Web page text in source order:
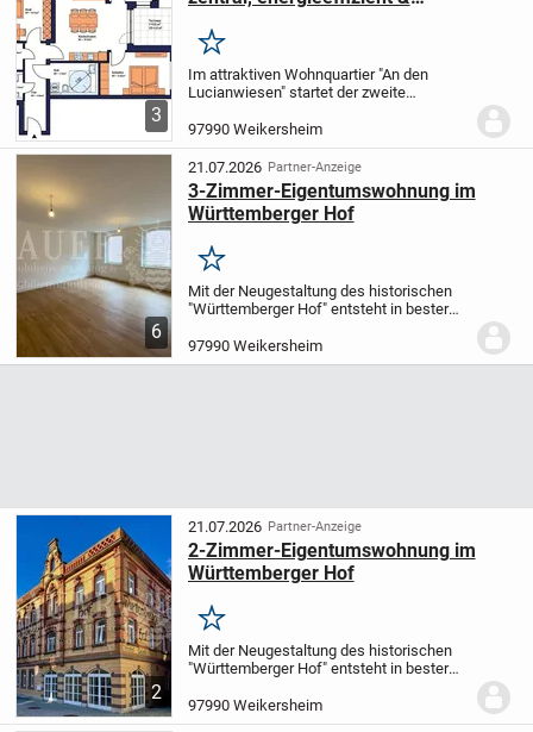
3
Merken
Im attraktiven Wohnquartier "An den
Lucianwiesen" startet der zweite
Abschluss des ersten Bauabschnitts
entstehen nun weitere 27 moderne
Neubauwohnungen in einer...
97990 Weikersheim
6
21.07.2026 Partner-Anzeige
3-Zimmer-Eigentumswohnung im
Württemberger Hof
Merken
Mit der Neugestaltung des historischen
"Württemberger Hof" entsteht in bester
einzigartiges Wohnprojekt mit insgesamt
14 hochwertigen Eigentumswohnungen.
97990 Weikersheim
2
21.07.2026 Partner-Anzeige
2-Zimmer-Eigentumswohnung im
Württemberger Hof
Merken
Mit der Neugestaltung des historischen
"Württemberger Hof" entsteht in bester
einzigartiges Wohnprojekt mit insgesamt
14 hochwertigen Eigentumswohnungen.
97990 Weikersheim